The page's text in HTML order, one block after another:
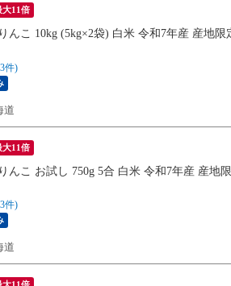
大11倍
んこ 10kg (5kg×2袋) 白米 令和7年産 産地
件)
道
大11倍
んこ お試し 750g 5合 白米 令和7年産 産地
件)
道